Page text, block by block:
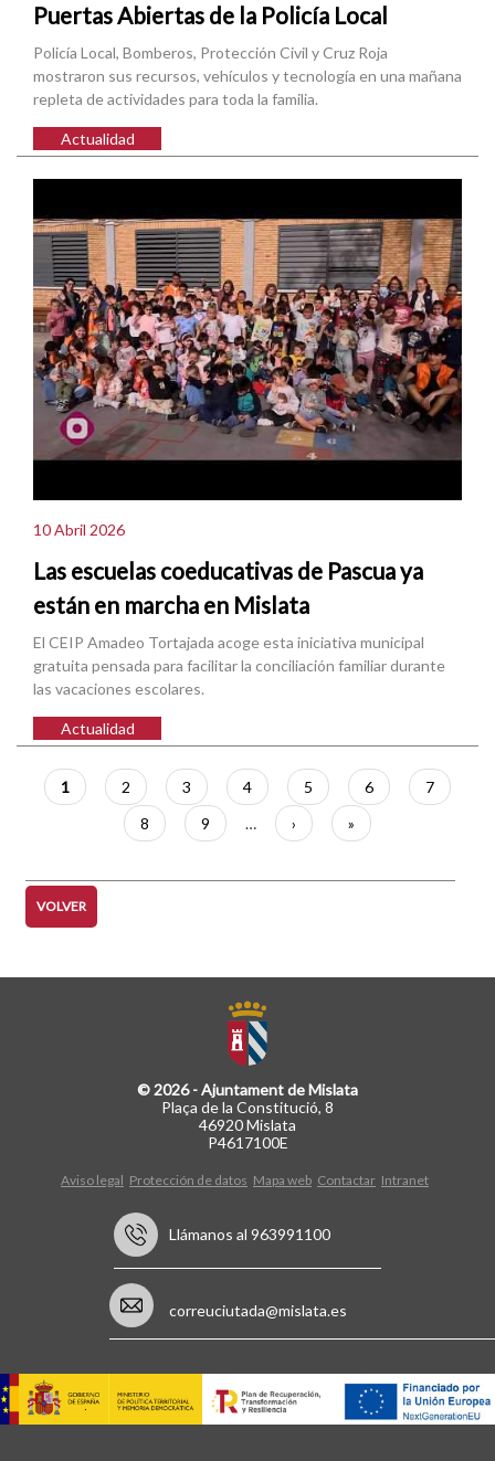
Puertas Abiertas de la Policía Local
Policía Local, Bomberos, Protección Civil y Cruz Roja
mostraron sus recursos, vehículos y tecnología en una mañana
repleta de actividades para toda la familia.
Actualidad
10 Abril 2026
Las escuelas coeducativas de Pascua ya
están en marcha en Mislata
El CEIP Amadeo Tortajada acoge esta iniciativa municipal
gratuita pensada para facilitar la conciliación familiar durante
las vacaciones escolares.
Actualidad
Paginación
Página
actual
1 Página
2 Página
3 Página
4 Página
5 Página
6 Página
7
Página
8 Página
9 …
Siguiente
página
›
Última
página
»
VOLVER
© 2026 - Ajuntament de Mislata
Plaça de la Constitució, 8
46920 Mislata
P4617100E
Aviso legal Protección de datos Mapa web Contactar Intranet
Llámanos al 963991100
correuciutada@mislata.es